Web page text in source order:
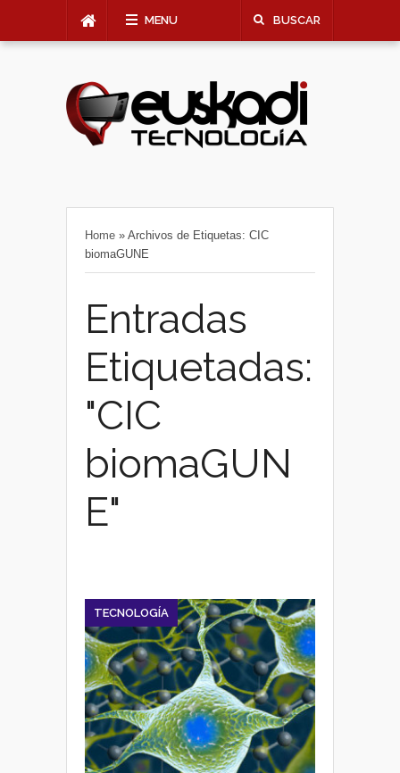
MENU BUSCAR
Home » Archivos de Etiquetas: CIC
biomaGUNE
Entradas
Etiquetadas:
"CIC
biomaGUN
E"
TECNOLOGÍA